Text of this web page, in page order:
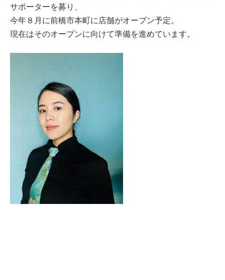
サポーターを募り、
今年８月に前橋市本町に店舗がオープン予定。
現在はそのオープンに向けて準備を進めています。